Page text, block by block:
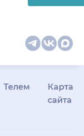
Телемедицина
Карта
сайта